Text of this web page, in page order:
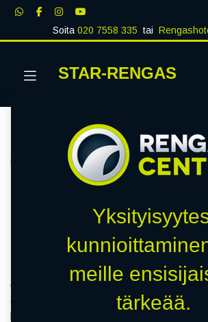
Soita020 7558 335 tai
STAR-RENGAS
PREMIUM QUALITY
Kitkarenkaat
Kitkarengas on nastarengasta
ei kuluta ajotietä nastarenkaan tavoin.
ajomukavuuden lisäksi hyvä lumipito.
pienempi vierintävastus saa aikaan
meille
tärkeää.